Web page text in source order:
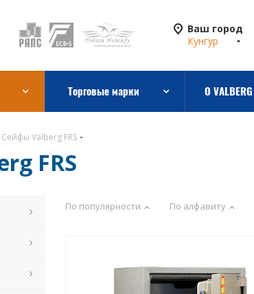
Ваш город
Кунгур
Торговые марки О VALBERG
Сейфы Valberg FRS
FRS
По популярности По алфавиту